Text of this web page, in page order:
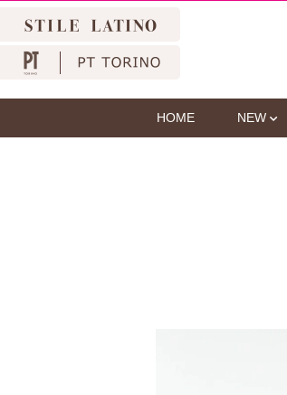
HOME NEW